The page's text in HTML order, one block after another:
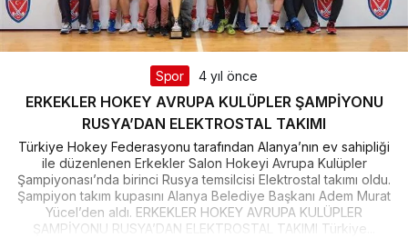
Spor 4 yıl önce
ERKEKLER HOKEY AVRUPA KULÜPLER ŞAMPİYONU
RUSYA’DAN ELEKTROSTAL TAKIMI
Türkiye Hokey Federasyonu tarafından Alanya’nın ev sahipliği
ile düzenlenen Erkekler Salon Hokeyi Avrupa Kulüpler
Şampiyonası’nda birinci Rusya temsilcisi Elektrostal takımı oldu.
Şampiyon takım kupasını Alanya Belediye Başkanı Adem Murat
Yücel’den aldı. ERKEKLER HOKEY AVRUPA KULÜPLER
ŞAMPİYONU RUSYA’DAN ELEKTROSTAL TAKIMI Türkiye...